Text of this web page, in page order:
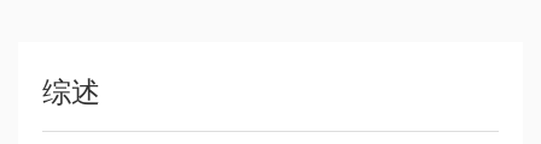
综述